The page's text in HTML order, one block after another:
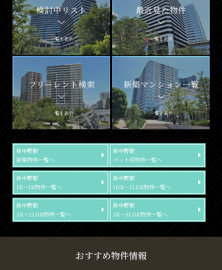
検討中リスト
一覧を表示
最近見た物件
一覧を表示
フリーレント検索
一覧を表示
新築マンション一覧
一覧を表示
新中野駅
新築物件一覧へ
新中野駅
ペット可物件一覧へ
新中野駅
1R～1K物件一覧へ
新中野駅
1DK～1LDK物件一覧へ
新中野駅
2K～2LDK物件一覧へ
新中野駅
3K～3LDK物件一覧へ
おすすめ物件情報